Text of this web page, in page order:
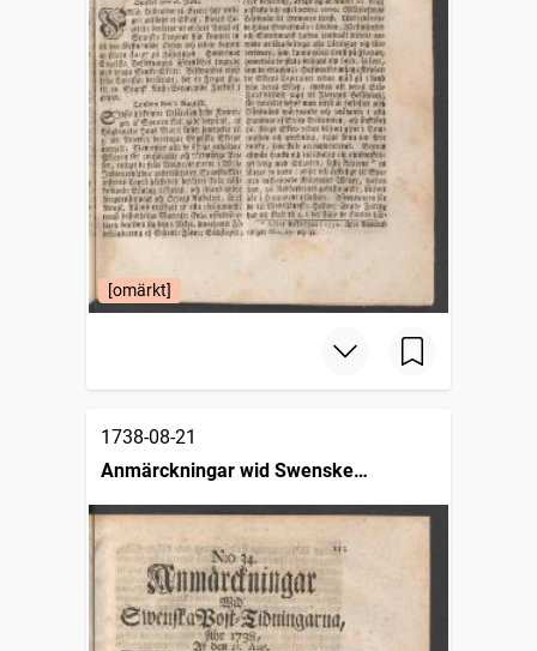
[omärkt]
1738-08-21
Anmärckningar wid Swenske
posttidningarne